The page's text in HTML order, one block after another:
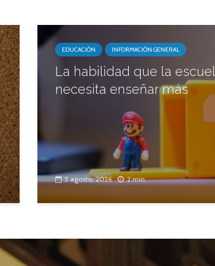
EDUCACIÓN INFORMACIÓN GENERAL
La habilidad que la
necesita enseñar más
5 agosto, 2026 2 min.